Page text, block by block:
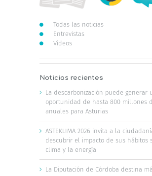
Todas las noticias
Entrevistas
Vídeos
Noticias recientes
La descarbonización puede generar
oportunidad de hasta 800 millones
anuales para Asturias
ASTEKLIMA 2026 invita a la
descubrir el impacto de sus hábitos
clima y la energía
La Diputación de Córdoba destina